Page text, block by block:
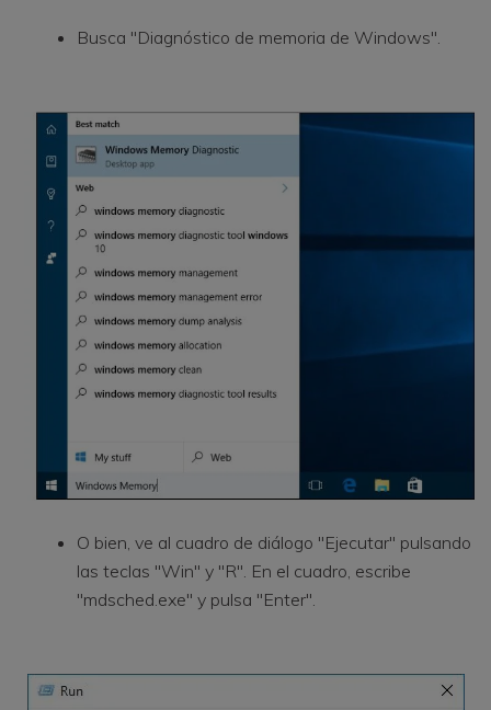
Busca "Diagnóstico de memoria de Windows".
O bien, ve al cuadro de diálogo "Ejecutar" pulsando
las teclas "Win" y "R". En el cuadro, escribe
"mdsched.exe" y pulsa "Enter".